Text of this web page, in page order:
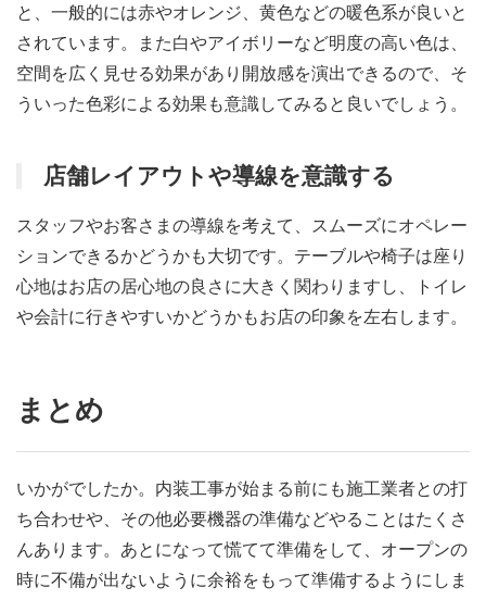
と、一般的には赤やオレンジ、黄色などの暖色系が良いと
されています。また白やアイボリーなど明度の高い色は、
空間を広く見せる効果があり開放感を演出できるので、そ
ういった色彩による効果も意識してみると良いでしょう。
店舗レイアウトや導線を意識する
スタッフやお客さまの導線を考えて、スムーズにオペレー
ションできるかどうかも大切です。テーブルや椅子は座り
心地はお店の居心地の良さに大きく関わりますし、トイレ
や会計に行きやすいかどうかもお店の印象を左右します。
まとめ
いかがでしたか。内装工事が始まる前にも施工業者との打
ち合わせや、その他必要機器の準備などやることはたくさ
んあります。あとになって慌てて準備をして、オープンの
時に不備が出ないように余裕をもって準備するようにしま